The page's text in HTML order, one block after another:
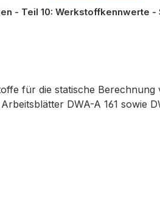
- Teil 10: Werkstoffkennwerte
für die statische
DWA-A 161 sowie